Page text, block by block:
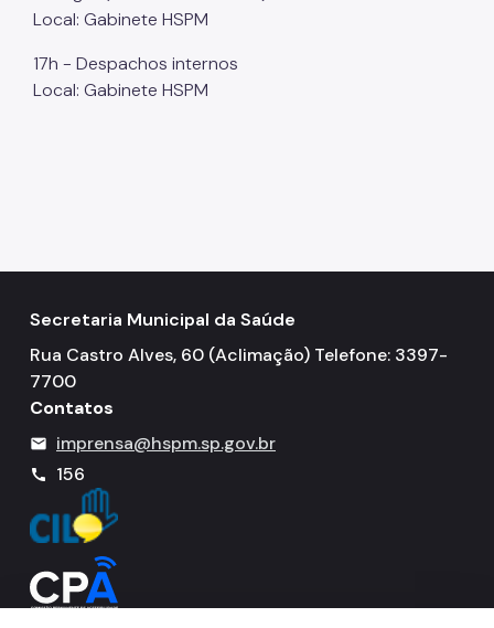
SAME
Hospedaria
Assistência Domiciliária
Canais de Comunicação
Ouvidoria
Programa Humanização
Brinquedoteca Betinho
Voluntariado
Sala de Meditação
Local: Gabinete HSPM
17h - Despachos internos
Local: Gabinete HSPM
Secretaria Municipal da Saúde
Rua Castro Alves, 60 (Aclimação) Telefone: 3397-
7700
Contatos
mail imprensa@hspm.sp.gov.br
call 156